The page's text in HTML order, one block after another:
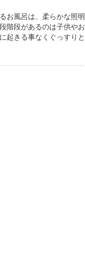
お風呂は、柔らかな照
階段があるのは子供や
起きる事なくぐっすり